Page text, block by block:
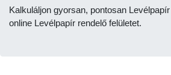
Kalkuláljon gyorsan, pontosan
online Levélpapír rendelő felületet.